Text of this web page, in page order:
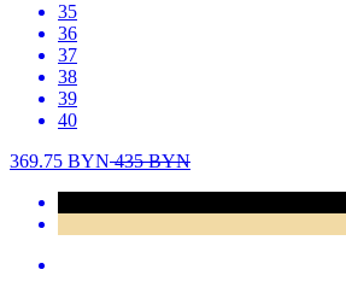
35
36
37
38
39
40
369.75 BYN435BYN